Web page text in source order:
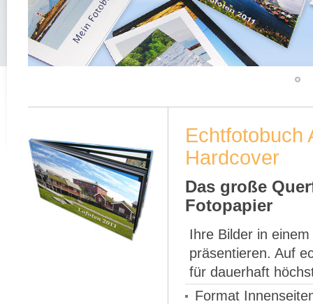
Echtfotobuch
Hardcover
Das große
Fotopapier
Ihre Bilder in
präsentieren. Auf
für dauerhaft
Format